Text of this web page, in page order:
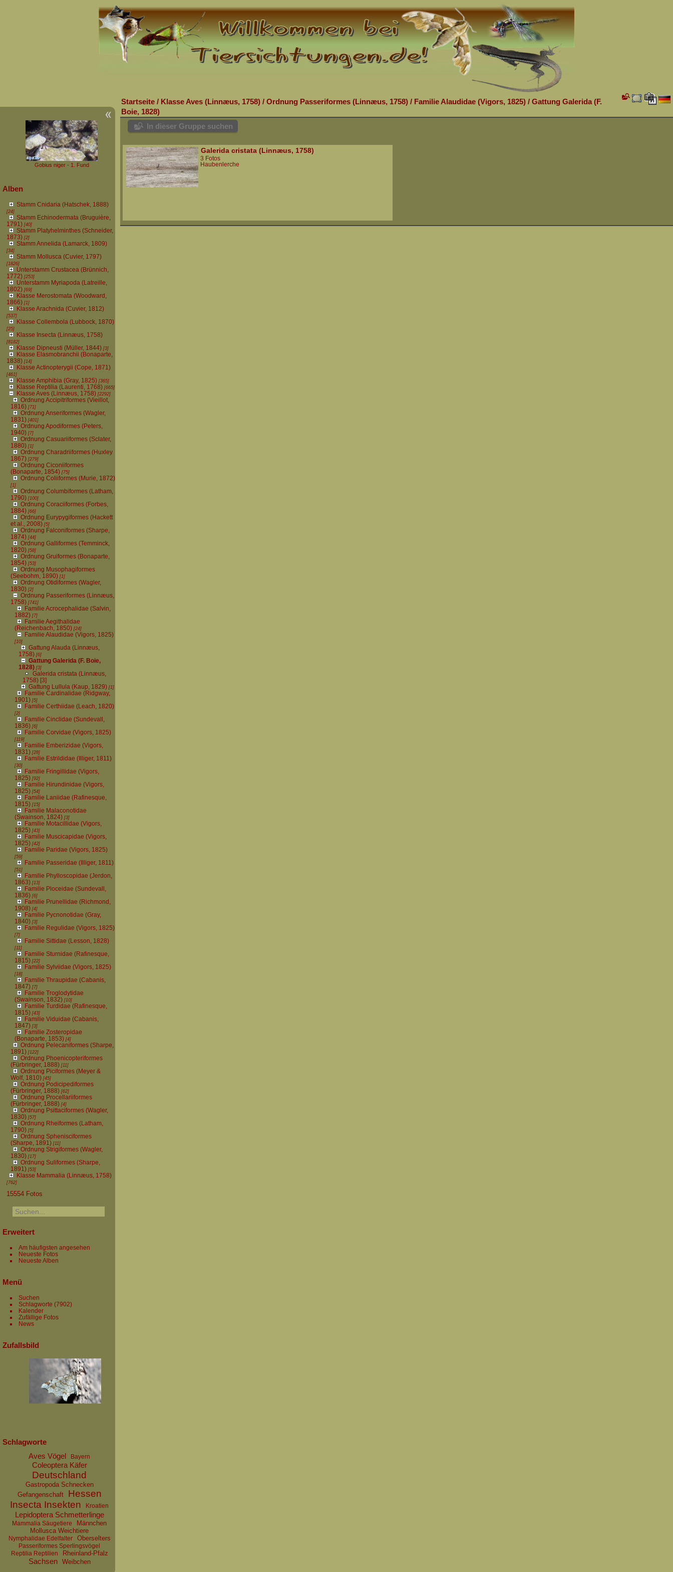
Gobius niger - 1. Fund
Alben
Stamm Cnidaria (Hatschek, 1888)
[24]
Stamm Echinodermata (Bruguière,
1791)[40]
Stamm Platyhelminthes (Schneider,
1873)[2]
Stamm Annelida (Lamarck, 1809)
[34]
Stamm Mollusca (Cuvier, 1797)
[1826]
Unterstamm Crustacea (Brünnich,
1772)[253]
Unterstamm Myriapoda (Latreille,
1802)[69]
Klasse Merostomata (Woodward,
1866)[1]
Klasse Arachnida (Cuvier, 1812)
[537]
Klasse Collembola (Lubbock, 1870)
[25]
Klasse Insecta (Linnæus, 1758)
[8182]
Klasse Dipneusti (Müller, 1844)[3]
Klasse Elasmobranchii (Bonaparte,
1838)[14]
Klasse Actinopterygii (Cope, 1871)
[461]
Klasse Amphibia (Gray, 1825)[365]
Klasse Reptilia (Laurenti, 1768)[665]
Klasse Aves (Linnæus, 1758)[2292]
Ordnung Accipitriformes (Vieillot,
1816)[71]
Ordnung Anseriformes (Wagler,
1831)[401]
Ordnung Apodiformes (Peters,
1940)[7]
Ordnung Casuariiformes (Sclater,
1880)[1]
Ordnung Charadriiformes (Huxley
1867)[279]
Ordnung Ciconiiformes
(Bonaparte, 1854)[75]
Ordnung Coliiformes (Murie, 1872)
[1]
Ordnung Columbiformes (Latham,
1790)[100]
Ordnung Coraciiformes (Forbes,
1884)[66]
Ordnung Eurypygiformes (Hackett
et al., 2008)[5]
Ordnung Falconiformes (Sharpe,
1874)[44]
Ordnung Galliformes (Temminck,
1820)[58]
Ordnung Gruiformes (Bonaparte,
1854)[53]
Ordnung Musophagiformes
(Seebohm, 1890)[1]
Ordnung Otidiformes (Wagler,
1830)[2]
Ordnung Passeriformes (Linnæus,
1758)[741]
Familie Acrocephalidae (Salvin,
1882)[7]
Familie Aegithalidae
(Reichenbach, 1850)[24]
Familie Alaudidae (Vigors, 1825)
[10]
Gattung Alauda (Linnæus,
1758)[6]
Gattung Galerida (F. Boie,
1828)[3]
Galerida cristata (Linnæus,
1758)[3]
Gattung Lullula (Kaup, 1829)[1]
Familie Cardinalidae (Ridgway,
1901)[5]
Familie Certhiidae (Leach, 1820)
[2]
Familie Cinclidae (Sundevall,
1836)[6]
Familie Corvidae (Vigors, 1825)
[119]
Familie Emberizidae (Vigors,
1831)[28]
Familie Estrildidae (Illiger, 1811)
[30]
Familie Fringillidae (Vigors,
1825)[92]
Familie Hirundinidae (Vigors,
1825)[54]
Familie Laniidae (Rafinesque,
1815)[15]
Familie Malaconotidae
(Swainson, 1824)[3]
Familie Motacillidae (Vigors,
1825)[43]
Familie Muscicapidae (Vigors,
1825)[42]
Familie Paridae (Vigors, 1825)
[59]
Familie Passeridae (Illiger, 1811)
[51]
Familie Phylloscopidae (Jerdon,
1863)[13]
Familie Ploceidae (Sundevall,
1836)[6]
Familie Prunellidae (Richmond,
1908)[4]
Familie Pycnonotidae (Gray,
1840)[3]
Familie Regulidae (Vigors, 1825)
[7]
Familie Sittidae (Lesson, 1828)
[11]
Familie Sturnidae (Rafinesque,
1815)[22]
Familie Sylviidae (Vigors, 1825)
[18]
Familie Thraupidae (Cabanis,
1847)[7]
Familie Troglodytidae
(Swainson, 1832)[10]
Familie Turdidae (Rafinesque,
1815)[43]
Familie Viduidae (Cabanis,
1847)[3]
Familie Zosteropidae
(Bonaparte, 1853)[4]
Ordnung Pelecaniformes (Sharpe,
1891)[122]
Ordnung Phoenicopteriformes
(Fürbringer, 1888)[11]
Ordnung Piciformes (Meyer &
Wolf, 1810)[45]
Ordnung Podicipediformes
(Fürbringer, 1888)[62]
Ordnung Procellariiformes
(Fürbringer, 1888)[4]
Ordnung Psittaciformes (Wagler,
1830)[57]
Ordnung Rheiformes (Latham,
1790) [5]
Ordnung Sphenisciformes
(Sharpe, 1891)[11]
Ordnung Strigiformes (Wagler,
1830)[17]
Ordnung Suliformes (Sharpe,
1891)[53]
Klasse Mammalia (Linnæus, 1758)
[762]
15554 Fotos
Erweitert
Am häufigsten angesehen
Neueste Fotos
Neueste Alben
Menü
Suchen
Schlagworte (7902)
Kalender
Zufällige Fotos
News
Zufallsbild
Schlagworte
Aves Vögel
Bayern
Coleoptera Käfer
Deutschland
Gastropoda Schnecken
Gefangenschaft
Hessen
Insecta Insekten
Kroatien
Lepidoptera Schmetterlinge
Mammalia Säugetiere
Männchen
Mollusca Weichtiere
Nymphalidae Edelfalter Oberselters
Passeriformes Sperlingsvögel
Reptilia Reptilien
Rheinland-Pfalz
Sachsen Weibchen
Startseite / Klasse Aves (Linnæus, 1758) / Ordnung Passeriformes (Linnæus, 1758) / Familie Alaudidae (Vigors, 1825) / Gattung Galerida (F.
Boie, 1828)
In dieser Gruppe suchen
Galerida cristata (Linnæus, 1758)
3 Fotos
Haubenlerche